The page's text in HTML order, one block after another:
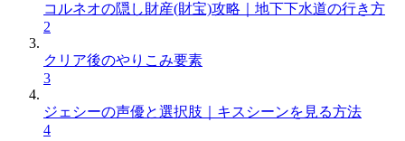
コルネオの隠し財産(財宝)攻略｜地下下水道の行き方
2
クリア後のやりこみ要素
3
ジェシーの声優と選択肢｜キスシーンを見る方法
4